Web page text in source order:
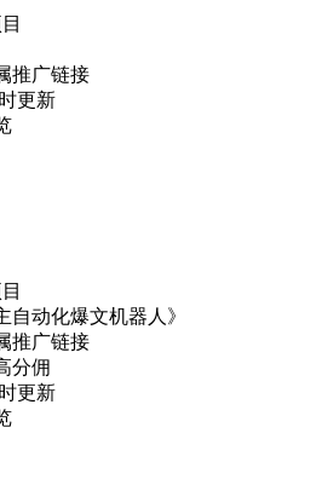
推广链接
更新
自动化爆文机器人》
推广链接
分佣
更新